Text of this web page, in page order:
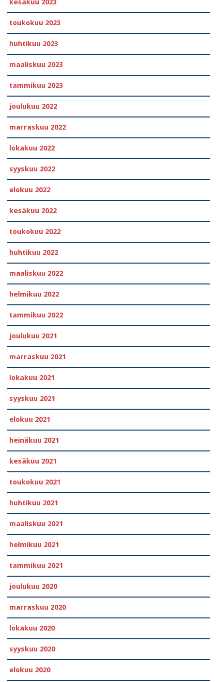
kesäkuu 2023
toukokuu 2023
huhtikuu 2023
maaliskuu 2023
tammikuu 2023
joulukuu 2022
marraskuu 2022
lokakuu 2022
syyskuu 2022
elokuu 2022
kesäkuu 2022
toukokuu 2022
huhtikuu 2022
maaliskuu 2022
helmikuu 2022
tammikuu 2022
joulukuu 2021
marraskuu 2021
lokakuu 2021
syyskuu 2021
elokuu 2021
heinäkuu 2021
kesäkuu 2021
toukokuu 2021
huhtikuu 2021
maaliskuu 2021
helmikuu 2021
tammikuu 2021
joulukuu 2020
marraskuu 2020
lokakuu 2020
syyskuu 2020
elokuu 2020